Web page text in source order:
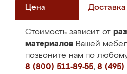
Цена Доставка
Стоимость зависит от
материалов Вашей
позвоните нам по
8 (800) 511-89-55, 8 (495)